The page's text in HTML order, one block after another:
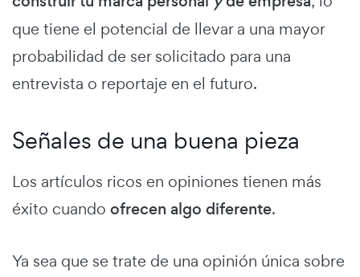
que tiene el potencial de llevar a una mayor
probabilidad de ser solicitado para una
entrevista o reportaje en el futuro.
Señales de una buena pieza
Los artículos ricos en opiniones tienen más
éxito cuando ofrecen algo diferente.
Ya sea que se trate de una opinión única sobre